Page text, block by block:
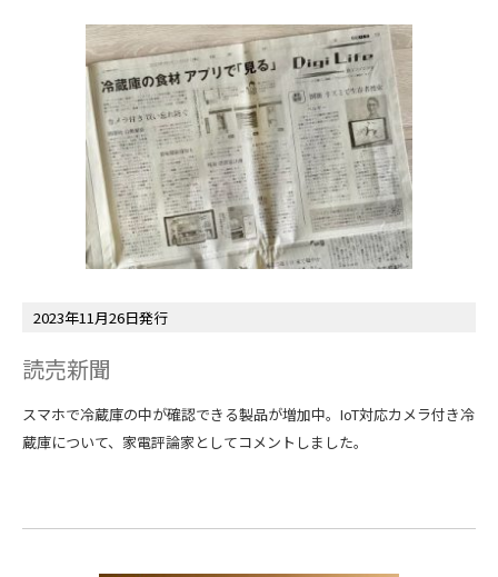
2023年11月26日発行
読売新聞
スマホで冷蔵庫の中が確認できる製品が増加中。IoT対応カメラ付き冷
蔵庫について、家電評論家としてコメントしました。